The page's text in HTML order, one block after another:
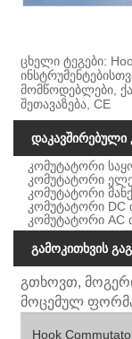
ცხელი ტეგები:
მომწოდებლები,
შეთავაზება, CE
დაკავშირებული
კომუტატორი
კომუტატორი
კომუტატორი
კომუტატორი DC
კომუტატორი AC
გამოკითხვის
გთხოვთ,
მოცემულ